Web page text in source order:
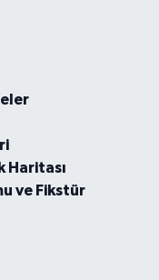
Haritası
ve Fikstür